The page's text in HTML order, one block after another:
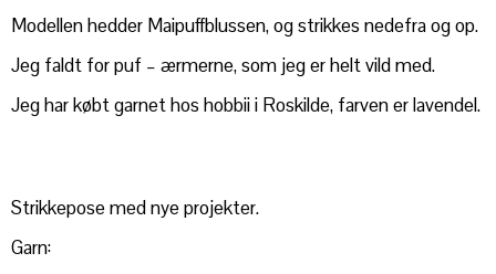
Modellen hedder Maipuffblussen, og strikkes nedefra og op.
Jeg faldt for puf – ærmerne, som jeg er helt vild med.
Jeg har købt garnet hos hobbii i Roskilde, farven er lavendel.
Strikkepose med nye projekter.
Garn: